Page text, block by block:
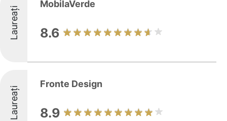
Laureați
MobilaVerde
8.6
Laureați
Fronte Design
8.9